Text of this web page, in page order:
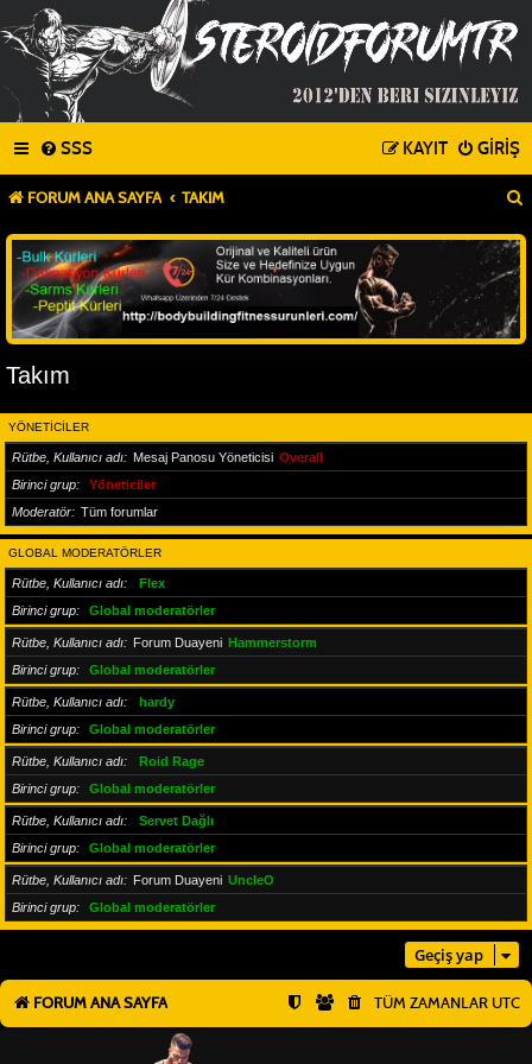
SSS GIRIŞ
KAYIT
FORUM ANA SAYFA TAKIM
Takım
YÖNETICILER
Rütbe, Kullanıcı adı Mesaj Panosu Yöneticisi Overall
Birinci grup
Yöneticiler
Moderatör
Tüm forumlar
GLOBAL MODERATÖRLER
Rütbe, Kullanıcı adı
Flex
Birinci grup
Global moderatörler
Rütbe, Kullanıcı adı Forum Duayeni Hammerstorm
Birinci grup
Global moderatörler
Rütbe, Kullanıcı adı
hardy
Birinci grup
Global moderatörler
Rütbe, Kullanıcı adı
Roid Rage
Birinci grup
Global moderatörler
Rütbe, Kullanıcı adı
Servet Dağlı
Birinci grup
Global moderatörler
Rütbe, Kullanıcı adı Forum Duayeni UncleO
Birinci grup
Global moderatörler
Geçiş yap
FORUM ANA SAYFA TÜM ZAMANLAR UTC